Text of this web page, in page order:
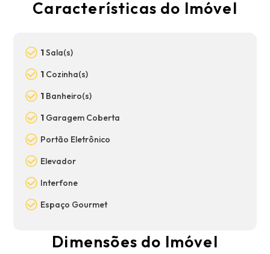
Características do Imóvel
1Sala(s)
1 Cozinha(s)
1 Banheiro(s)
1 Garagem Coberta
Portão Eletrônico
Elevador
Interfone
Espaço Gourmet
Dimensões do Imóvel